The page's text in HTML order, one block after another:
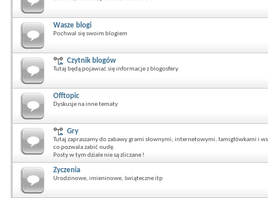
Wasze blogi
Pochwal się swoim blogiem
Czytnik blogów
Tutaj będą pojawiać się informacje z blogosfery
Offtopic
Dyskusje na inne tematy
Gry
Tutaj zapraszamy do zabawy grami słownymi, internetowymi, łamigłówkami i
co pozwala zabić nudę.
Posty w tym dziale nie są zliczane !
Zyczenia
Urodzinowe, imieninowe, świąteczne itp